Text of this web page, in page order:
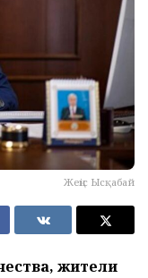
Жеңіс Ысқабай
жители